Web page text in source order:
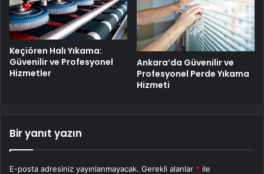
Keçiören Halı Yıkama:
Güvenilir ve Profesyonel
Hizmetler
Ankara’da Güvenilir ve
Profesyonel Perde Yıkama
Hizmeti
Bir yanıt yazın
E-posta adresiniz yayınlanmayacak. Gerekli alanlar * ile